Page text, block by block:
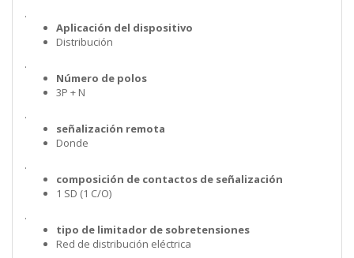
.
Aplicación del dispositivo
Distribución
.
Número de polos
3P + N
.
señalización remota
Donde
.
composición de contactos de señalización
1 SD (1 C/O)
.
tipo de limitador de sobretensiones
Red de distribución eléctrica